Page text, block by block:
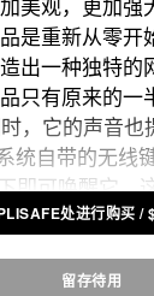
美观，更加强
是重新从零开
出一种独特的
只有原来的一
，它的声音也
统自带的无线
即可唤醒它。
只需要几分钟
命性，这也是
处进行购买 /
留存待用